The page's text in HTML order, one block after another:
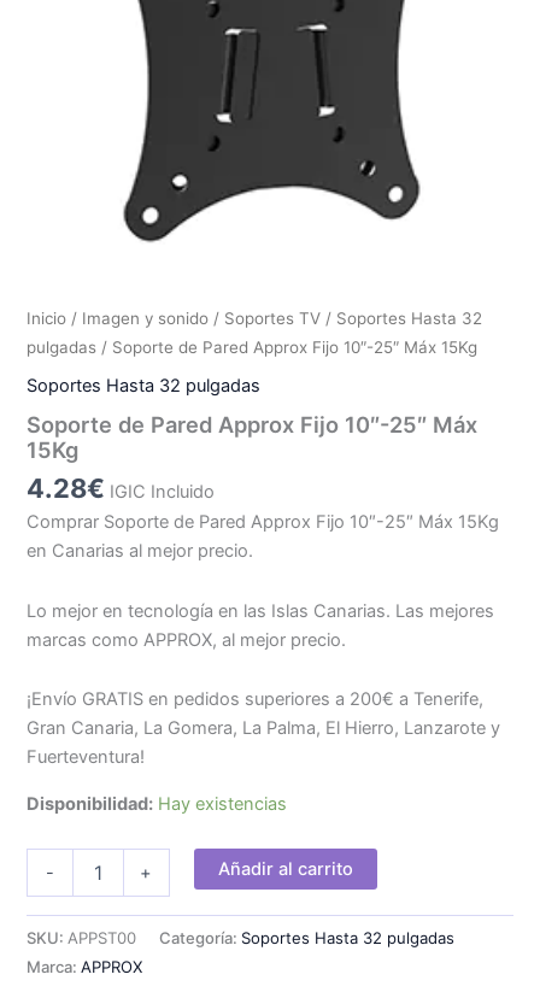
Inicio / Imagen y sonido / Soportes TV / Soportes Hasta 32
pulgadas / Soporte de Pared Approx Fijo 10″-25″ Máx 15Kg
Soportes Hasta 32 pulgadas
Soporte de Pared Approx Fijo 10″-25″ Máx
15Kg
4.28€ IGIC Incluido
Comprar Soporte de Pared Approx Fijo 10″-25″ Máx 15Kg
en Canarias al mejor precio.
Lo mejor en tecnología en las Islas Canarias. Las mejores
marcas como APPROX, al mejor precio.
¡Envío GRATIS en pedidos superiores a 200€ a Tenerife,
Gran Canaria, La Gomera, La Palma, El Hierro, Lanzarote y
Fuerteventura!
Disponibilidad: Hay existencias
-
Approx
10"-25"
+ Añadir al carrito
SKU:APPST00 Categoría: Soportes Hasta 32 pulgadas
Marca:APPROX